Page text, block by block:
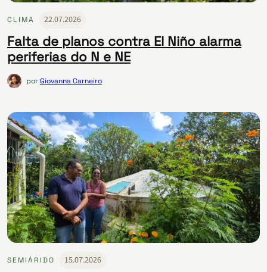
CLIMA 22.07.2026
Falta de planos contra El Niño alarma
periferias do N e NE
porGiovanna Carneiro
SEMIÁRIDO 15.07.2026